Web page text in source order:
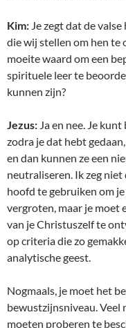
Kim: Je zegt dat de
die wij stellen om hen te
moeite waard om een
spirituele leer te
kunnen zijn?
Jezus: Ja en nee. Je
zodra je dat hebt
en dan kunnen ze een
neutraliseren. Ik zeg
hoofd te gebruiken om
vergroten, maar je moet
van je Christuszelf te
op criteria die zo
analytische geest.
Nogmaals, je moet het
bewustzijnsniveau. Veel
moeten proberen te